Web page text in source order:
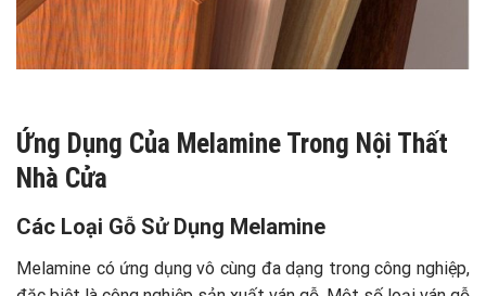
Ứng Dụng Của Melamine Trong Nội Thất
Nhà Cửa
Các Loại Gỗ Sử Dụng Melamine
Melamine có ứng dụng vô cùng đa dạng trong công nghiệp,